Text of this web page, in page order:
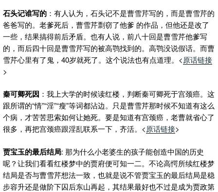
石头记谁写的 ：有人认为，石头记不是曹雪芹写的，而是曹雪芹的
爸爸写的。老爹死后，曹雪芹剽窃了他爹 的作品，但他还是改了
一些，结果搞得前后矛盾。也有人说，前八十回是曹雪芹他爹写
的，而后四十回是曹雪芹写的被高鹗找到的。高鹗没说假话。而曹
雪芹心里有了鬼，40岁就死了。这个说法也有点道理。<原话链接
>
秦可卿死因 ：我上大学的时候读红楼，判断秦可卿死于宫颈癌。这
跟所谓的“情”“淫”“瘦”等词都沾边。只是曹雪芹那时候不知道有这么
个病，才苦苦思索如何让她死。要是知道有宫颈癌，老曹就省心了
很多，再把宫颈癌跟淫乱联系一下，齐活。<原话链接>
贾宝玉的最后结局: 那为什么小老婆生的孩子能创造中国的历史
呢？让我们看看红楼梦中的贾府便可知一二。不论高愕所续红楼梦
结局是否与曹雪芹想法一致，也就是说不管贾宝玉的最后结局是稳
步容升还是做阶下囚后东山再起，其结果最好也不过是成为贾政第